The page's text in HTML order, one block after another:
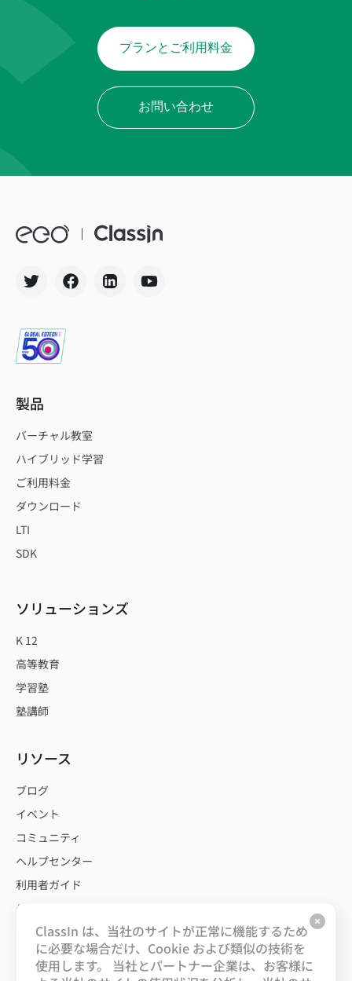
ClassIn は、当社のサイトが正常に機能するため
に必要な場合だけ、Cookie および類似の技術を
使用します。 当社とパートナー企業は、お客様に
プランとご利用料金
お問い合わせ
製品
バーチャル教室
ハイブリッド学習
ご利用料金
ダウンロード
LTI
SDK
ソリューションズ
K 12
高等教育
学習塾
塾講師
リソース
ブログ
イベント
コミュニティ
ヘルプセンター
利用者ガイド
テンプレート
私たちについて